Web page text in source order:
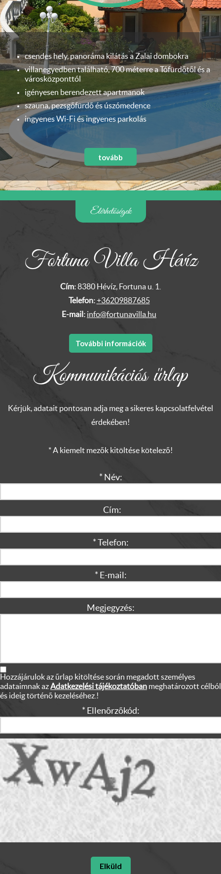
csendes hely, panoráma kilátás a Zalai dombokra
villanegyedben található, 700 méterre a Tófürdőtől és a
városközponttól
igényesen berendezett apartmanok
szauna, pezsgőfürdő és úszómedence
ingyenes Wi-Fi és ingyenes parkolás
tovább
Elérhetőségek
Fortuna Villa Hévíz
Cím:8380 Hévíz, Fortuna u. 1.
Telefon: +36209887685
E-mail: info@fortunavilla.hu
További információk
Kommunikációs űrlap
Kérjük, adatait pontosan adja meg a sikeres kapcsolatfelvétel
érdekében!
* A kiemelt mezők kitöltése kötelező!
* Név:
Cím:
* Telefon:
* E-mail:
Megjegyzés:
Hozzájárulok az űrlap kitöltése során megadott személyes
adataimnak azAdatkezelési tájékoztatóban meghatározott célból
és ideig történő kezeléséhez.!
* Ellenőrzőkód: